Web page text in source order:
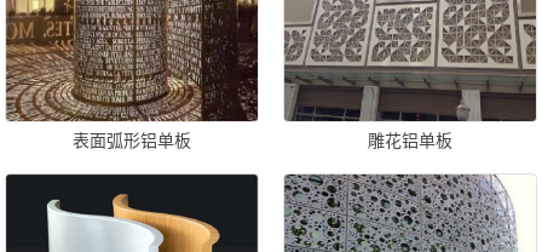
表面弧形铝单板 雕花铝单板